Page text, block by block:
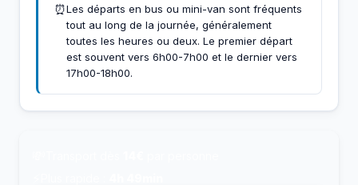
⏰Les départs en bus ou mini-van sont fréquents
tout au long de la journée, généralement
toutes les heures ou deux. Le premier départ
est souvent vers 6h00-7h00 et le dernier vers
17h00-18h00.